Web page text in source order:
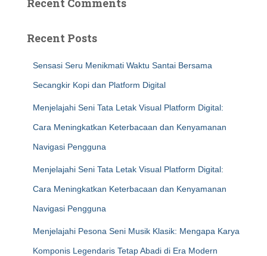
Recent Comments
Recent Posts
Sensasi Seru Menikmati Waktu Santai Bersama
Secangkir Kopi dan Platform Digital
Menjelajahi Seni Tata Letak Visual Platform Digital:
Cara Meningkatkan Keterbacaan dan Kenyamanan
Navigasi Pengguna
Menjelajahi Seni Tata Letak Visual Platform Digital:
Cara Meningkatkan Keterbacaan dan Kenyamanan
Navigasi Pengguna
Menjelajahi Pesona Seni Musik Klasik: Mengapa Karya
Komponis Legendaris Tetap Abadi di Era Modern